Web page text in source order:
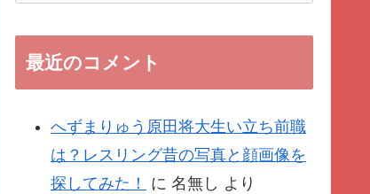
最近のコメント
へずまりゅう原田将大生い立ち前職
は？レスリング昔の写真と顔画像を
探してみた！
に 名無し より